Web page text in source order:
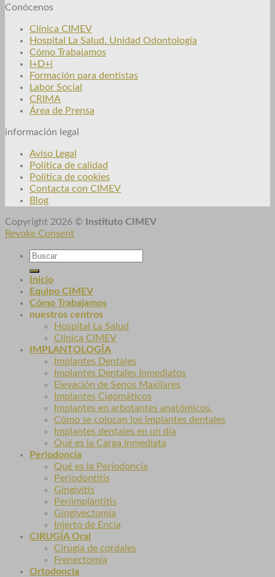
Conócenos
Clínica CIMEV
Hospital La Salud. Unidad Odontología
Cómo Trabajamos
I+D+i
Formación para dentistas
Labor Social
CRIMA
Área de Prensa
información legal
Aviso Legal
Política de calidad
Política de cookies
Contacta con CIMEV
Blog
Copyright 2026 © Instituto CIMEV
Revoke Consent
Inicio
Equipo CIMEV
Cómo Trabajamos
nuestros centros
Hospital La Salud
Clínica CIMEV
IMPLANTOLOGÍA
Implantes Dentales
Implantes Dentales Inmediatos
Elevación de Senos Maxilares
Implantes Cigomáticos
Implantes en arbotantes anatómicos.
Cómo se colocan los implantes dentales
Implantes dentales en un día
Qué es la Carga Inmediata
Periodoncia
Qué es la Periodoncia
Periodontitis
Gingivitis
Periimplantitis
Gingivectomía
Injerto de Encía
CIRUGÍA Oral
Cirugía de cordales
Frenectomía
Ortodoncia